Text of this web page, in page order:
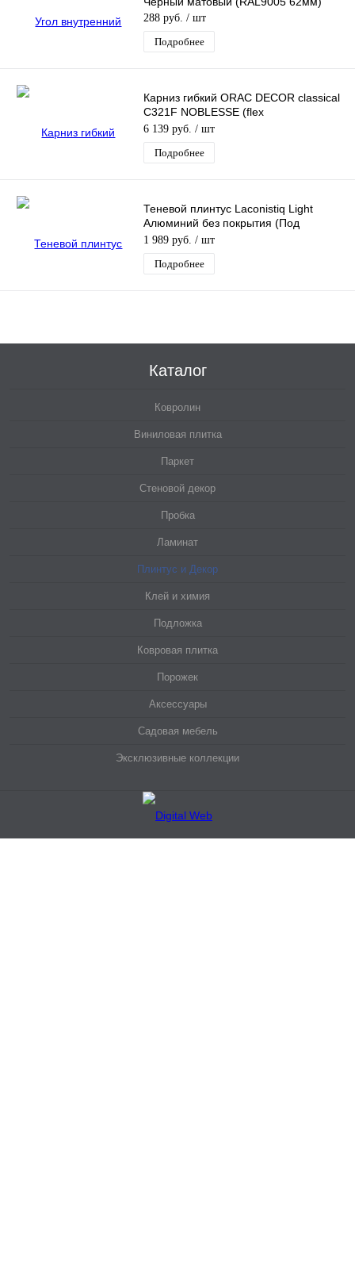
288 руб. / шт
Подробнее
Карниз гибкий ORAC DECOR classical
C321F NOBLESSE (flex
2000х99х50мм)
6 139 руб. / шт
Подробнее
Теневой плинтус Laconistiq Light
Алюминий без покрытия (Под
подсветку 3000х41,3х15мм)
1 989 руб. / шт
Подробнее
Каталог
Ковролин
Виниловая плитка
Паркет
Стеновой декор
Пробка
Ламинат
Плинтус и Декор
Клей и химия
Подложка
Ковровая плитка
Порожек
Аксессуары
Садовая мебель
Эксклюзивные коллекции